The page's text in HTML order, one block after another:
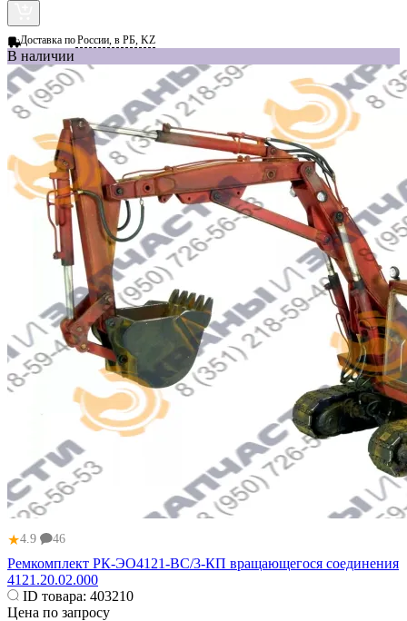
Доставка поРоссии, в РБ, KZ
В наличии
★4.9 46
Ремкомплект РК-ЭО4121-ВС/3-КП вращающегося соединения
4121.20.02.000
ID товара: 403210
Цена по запросу